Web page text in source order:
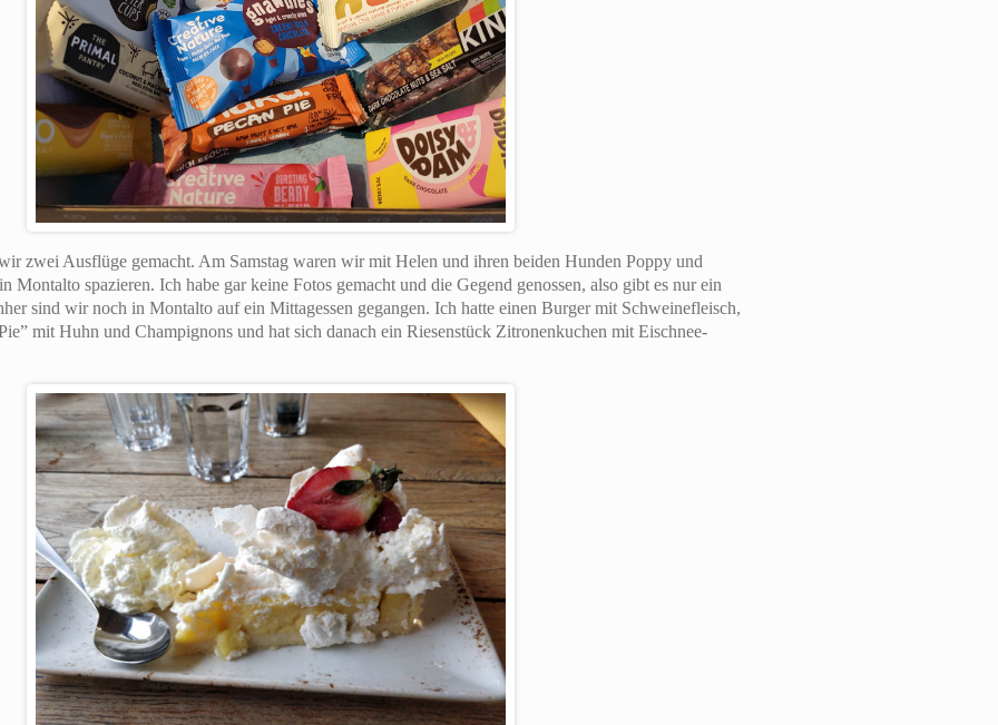
zwei Ausflüge gemacht. Am Samstag waren wir mit Helen und ihren beiden Hunden Poppy und
Montalto spazieren. Ich habe gar keine Fotos gemacht und die Gegend genossen, also gibt es nur ein
sind wir noch in Montalto auf ein Mittagessen gegangen. Ich hatte einen Burger mit Schweinefleisch,
mit Huhn und Champignons und hat sich danach ein Riesenstück Zitronenkuchen mit Eischnee-